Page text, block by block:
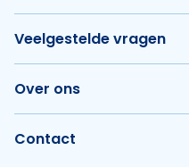
Veelgestelde vragen
Over ons
Contact